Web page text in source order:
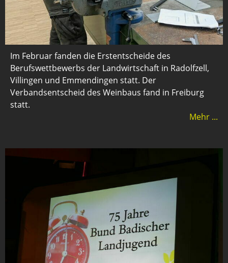
Im Februar fanden die Erstentscheide des
Berufswettbewerbs der Landwirtschaft in Radolfzell,
Villingen und Emmendingen statt. Der
Verbandsentscheid des Weinbaus fand in Freiburg
statt.
Mehr ...